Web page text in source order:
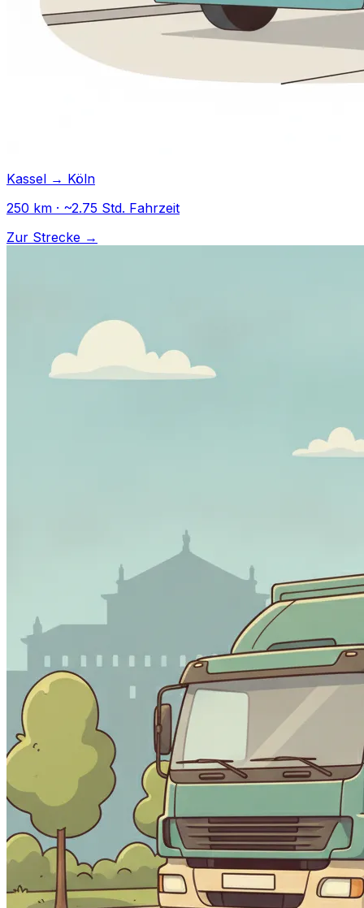
Kassel → Köln
250 km · ~2.75 Std. Fahrzeit
Zur Strecke →